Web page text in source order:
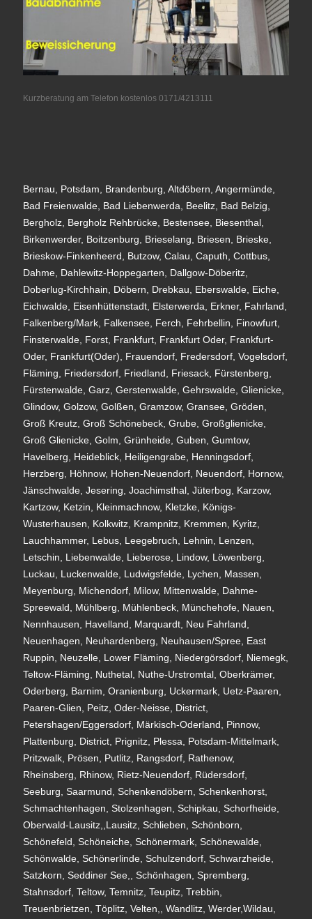
Kurzberatung am Telefon kostenlos 0171/4213111
Bernau, Potsdam, Brandenburg, Altdöbern, Angermünde,
Bad Freienwalde, Bad Liebenwerda, Beelitz, Bad Belzig,
Bergholz, Bergholz Rehbrücke, Bestensee, Biesenthal,
Birkenwerder, Boitzenburg, Brieselang, Briesen, Brieske,
Brieskow-Finkenheerd, Butzow, Calau, Caputh, Cottbus,
Dahme, Dahlewitz-Hoppegarten, Dallgow-Döberitz,
Doberlug-Kirchhain, Döbern, Drebkau, Eberswalde, Eiche,
Eichwalde, Eisenhüttenstadt, Elsterwerda, Erkner, Fahrland,
Falkenberg/Mark, Falkensee, Ferch, Fehrbellin, Finowfurt,
Finsterwalde, Forst, Frankfurt, Frankfurt Oder, Frankfurt-
Oder, Frankfurt(Oder), Frauendorf, Fredersdorf, Vogelsdorf,
Fläming, Friedersdorf, Friedland, Friesack, Fürstenberg,
Fürstenwalde, Garz, Gerstenwalde, Gehrswalde, Glienicke,
Glindow, Golzow, Golßen, Gramzow, Gransee, Gröden,
Groß Kreutz, Groß Schönebeck, Grube, Großglienicke,
Groß Glienicke, Golm, Grünheide, Guben, Gumtow,
Havelberg, Heideblick, Heiligengrabe, Henningsdorf,
Herzberg, Höhnow, Hohen-Neuendorf, Neuendorf, Hornow,
Jänschwalde, Jesering, Joachimsthal, Jüterbog, Karzow,
Kartzow, Ketzin, Kleinmachnow, Kletzke, Königs-
Wusterhausen, Kolkwitz, Krampnitz, Kremmen, Kyritz,
Lauchhammer, Lebus, Leegebruch, Lehnin, Lenzen,
Letschin, Liebenwalde, Lieberose, Lindow, Löwenberg,
Luckau, Luckenwalde, Ludwigsfelde, Lychen, Massen,
Meyenburg, Michendorf, Milow, Mittenwalde, Dahme-
Spreewald, Mühlberg, Mühlenbeck, Münchehofe, Nauen,
Nennhausen, Havelland, Marquardt, Neu Fahrland,
Neuenhagen, Neuhardenberg, Neuhausen/Spree, East
Ruppin, Neuzelle, Lower Fläming, Niedergörsdorf, Niemegk,
Teltow-Fläming, Nuthetal, Nuthe-Urstromtal, Oberkrämer,
Oderberg, Barnim, Oranienburg, Uckermark, Uetz-Paaren,
Paaren-Glien, Peitz, Oder-Neisse, District,
Petershagen/Eggersdorf, Märkisch-Oderland, Pinnow,
Plattenburg, District, Prignitz, Plessa, Potsdam-Mittelmark,
Pritzwalk, Prösen, Putlitz, Rangsdorf, Rathenow,
Rheinsberg, Rhinow, Rietz-Neuendorf, Rüdersdorf,
Seeburg, Saarmund, Schenkendöbern, Schenkenhorst,
Schmachtenhagen, Stolzenhagen, Schipkau, Schorfheide,
Oberwald-Lausitz,,Lausitz, Schlieben, Schönborn,
Schönefeld, Schöneiche, Schönermark, Schönewalde,
Schönwalde, Schönerlinde, Schulzendorf, Schwarzheide,
Satzkorn, Seddiner See,, Schönhagen, Spremberg,
Stahnsdorf, Teltow, Temnitz, Teupitz, Trebbin,
Treuenbrietzen, Töplitz, Velten,, Wandlitz, Werder,Wildau,